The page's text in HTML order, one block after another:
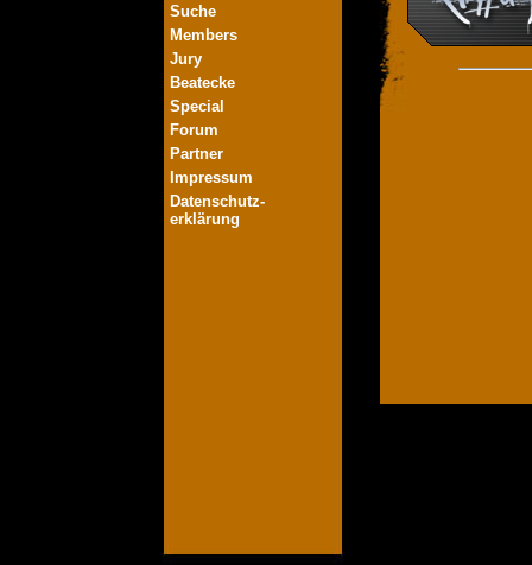
Suche
Members
Jury
Beatecke
Special
Forum
Partner
Impressum
Datenschutz-
erklärung